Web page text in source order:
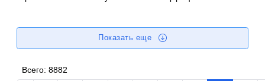
Показать еще
Всего:8882